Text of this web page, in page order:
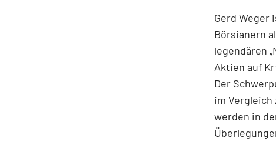
Gerd Weger
Börsianern
legendären
Aktien auf
Der
im Ver­gleich
werden in